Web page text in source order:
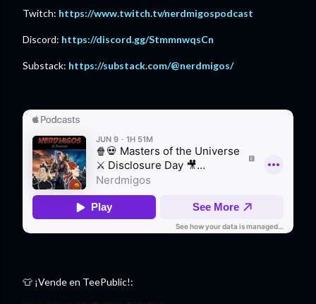
Twitch: ⁠ https://www.twitch.tv/nerdmigospodcast⁠
Discord: ⁠ https://discord.gg/StmmnwqsCn⁠
Substack: https://substack.com/@nerdmigos/
👕 ¡Vende en TeePublic!: